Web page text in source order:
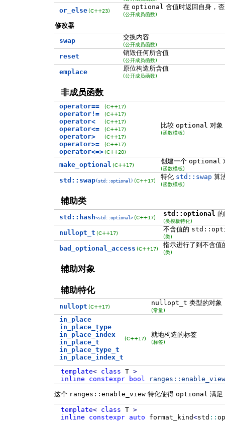
or_else (C++23) 在 optional 含值时返回自身，
(公开成员函数)
修改器
swap
交换内容
(公开成员函数)
reset 销毁任何所含值
(公开成员函数)
emplace 原位构造所含值
(公开成员函数)
非成员函数
operator==
operator!=
operator<
operator<=
operator>
operator>=
operator<=>
(C++17)
(C++17)
(C++17)
(C++17)
(C++17)
(C++17)
(C++20)
比较 optional 对象
(函数模板)
make_optional (C++17) 创建一个 optional
(函数模板)
std::swap(std::optional) (C++17) 特化 std::swap 算
(函数模板)
辅助类
std::hash<std::optional> (C++17) std::optional
(类模板特化)
nullopt_t (C++17) 不含值的
(类)
bad_optional_access (C++17) 指示进行了到不含值
(类)
辅助对象
辅助特化
nullopt (C++17) nullopt_t 类型的对象
(常量)
in_place
in_place_type
in_place_index
in_place_t
in_place_type_t
in_place_index_t
(C++17)
就地构造的标签
(标签)
template< class T >
inline
constexpr bool ranges:: enable_view
这个 ranges::enable_view 特化使得 optional 满足
template< class T >
inline
constexpr auto format_kind<std ::